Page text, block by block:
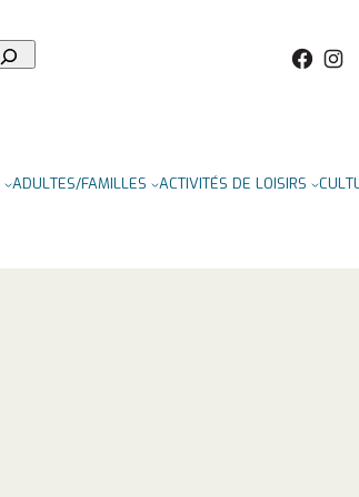
ADULTES/FAMILLES ACTIVITÉS DE LOISIRS